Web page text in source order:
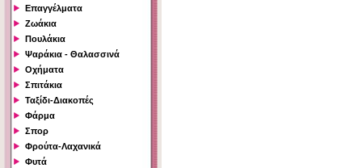
Επαγγέλματα
Ζωάκια
Πουλάκια
Ψαράκια - Θαλασσινά
Οχήματα
Σπιτάκια
Ταξίδι-Διακοπές
Φάρμα
Σπορ
Φρούτα-Λαχανικά
Φυτά